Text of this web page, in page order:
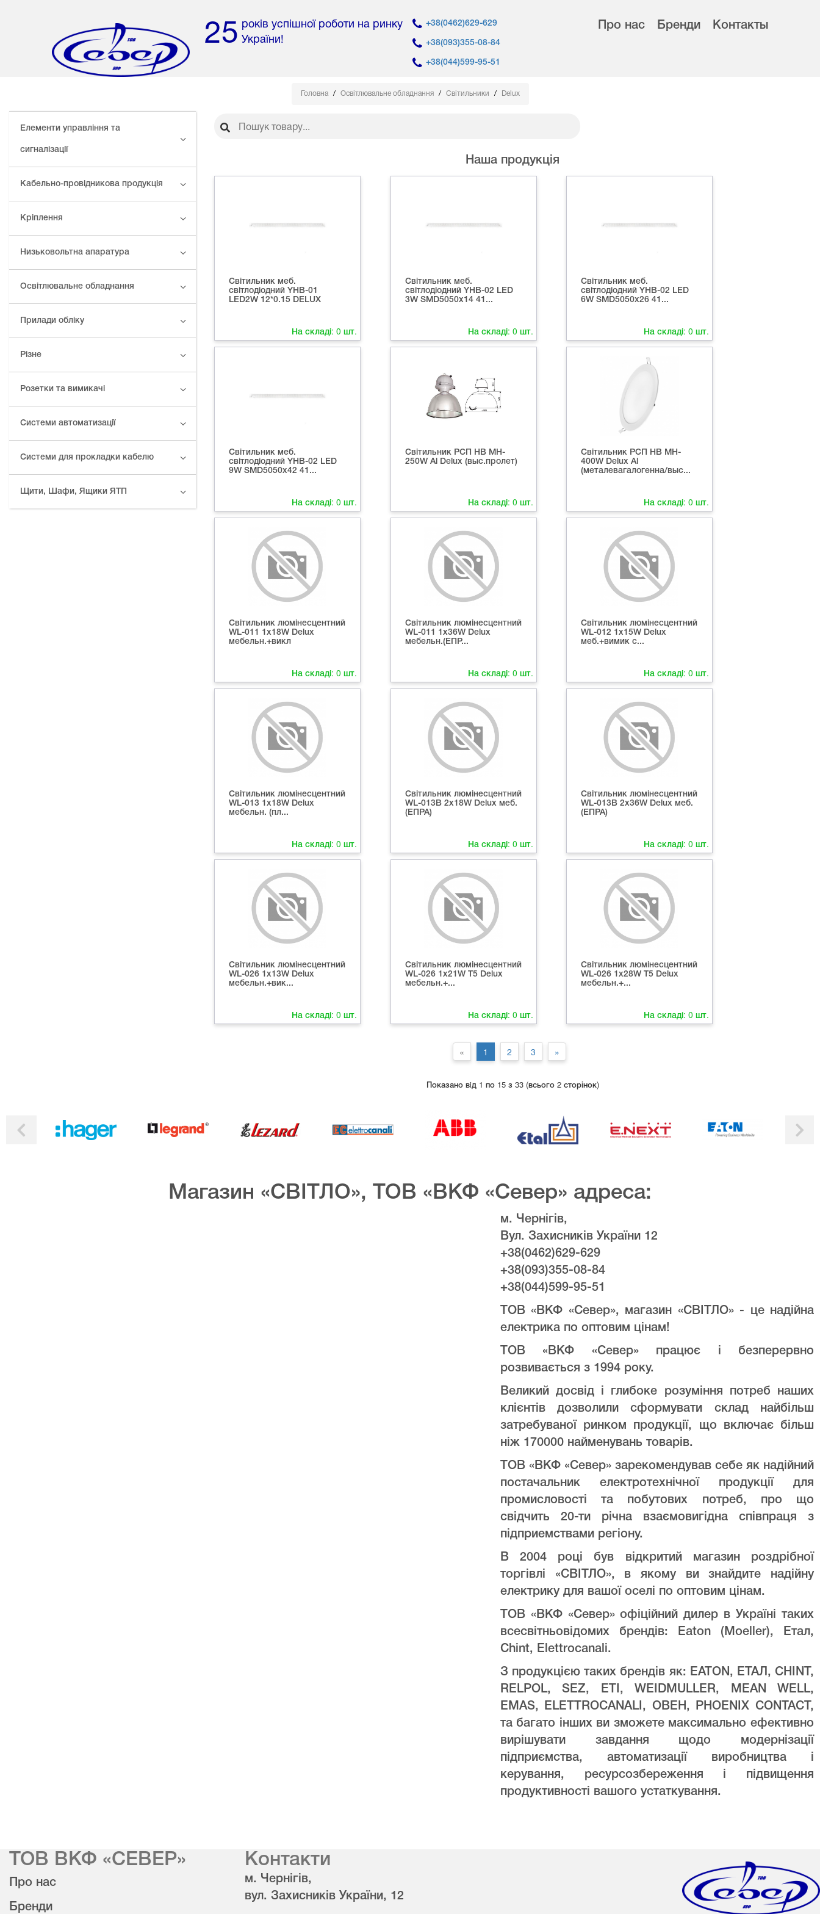
25 років успішної роботи на ринку
України!
+38(0462)629-629
+38(093)355-08-84
+38(044)599-95-51
Про нас Бренди Контакты
Елементи управління та
сигналізації
Кабельно-провідникова продукція
Кріплення
Низьковольтна апаратура
Освітлювальне обладнання
Прилади обліку
Різне
Розетки та вимикачі
Системи автоматизації
Системи для прокладки кабелю
Щити, Шафи, Ящики ЯТП
Головна Освітлювальне обладнання Світильники Delux
Наша продукція
Світильник меб.
світлодіодний YHB-01
LED2W 12*0.15 DELUX
На складі: 0 шт.
Світильник меб.
світлодіодний YHB-02 LED
3W SMD5050x14 41...
На складі: 0 шт.
Світильник меб.
світлодіодний YHB-02 LED
6W SMD5050x26 41...
На складі:0 шт.
Світильник меб.
світлодіодний YHB-02 LED
9W SMD5050x42 41...
На складі: 0 шт.
Світильник РСП HB MH-
250W Al Delux (выс.пролет)
На складі: 0 шт.
Світильник РСП HB MH-
400W Delux Al
(металевагалогенна/выс...
На складі:0 шт.
Світильник люмінесцентний
WL-011 1х18W Delux
мебельн.+викл
На складі: 0 шт.
Світильник люмінесцентний
WL-011 1х36W Delux
мебельн.(ЕПР...
На складі: 0 шт.
Світильник люмінесцентний
WL-012 1х15W Delux
меб.+вимик с...
На складі:0 шт.
Світильник люмінесцентний
WL-013 1х18W Delux
мебельн. (пл...
На складі: 0 шт.
Світильник люмінесцентний
WL-013В 2х18W Delux меб.
(ЕПРА)
На складі: 0 шт.
Світильник люмінесцентний
WL-013В 2х36W Delux меб.
(ЕПРА)
На складі:0 шт.
Світильник люмінесцентний
WL-026 1х13W Delux
мебельн.+вик...
На складі: 0 шт.
Світильник люмінесцентний
WL-026 1х21W Т5 Delux
мебельн.+...
На складі: 0 шт.
Світильник люмінесцентний
WL-026 1х28W Т5 Delux
мебельн.+...
На складі:0 шт.
« 1 2 3 »
Показано вiд 1 по 15 з 33 (всього 2 сторінок)
Магазин «СВІТЛО», ТОВ «ВКФ «Север» адреса:
м. Чернігів,
Вул. Захисників України 12
+38(0462)629-629
+38(093)355-08-84
+38(044)599-95-51
ТОВ «ВКФ «Север», магазин «СВІТЛО» - це надійна
електрика по оптовим цінам!
ТОВ «ВКФ «Север» працює і безперервно
розвивається з 1994 року.
Великий досвід і глибоке розуміння потреб наших
клієнтів дозволили сформувати склад найбільш
затребуваної ринком продукції, що включає більш
ніж 170000 найменувань товарів.
ТОВ «ВКФ «Север» зарекомендував себе як надійний
постачальник електротехнічної продукції для
промисловості та побутових потреб, про що
свідчить 20-ти річна взаємовигідна співпраця з
підприемствами регіону.
В 2004 році був відкритий магазин роздрібної
торгівлі «СВІТЛО», в якому ви знайдите надійну
електрику для вашої оселі по оптовим цінам.
ТОВ «ВКФ «Север» офіційний дилер в Україні таких
всесвітньовідомих брендів: Eaton (Moeller), Етал,
Chint, Elettrocanali.
З продукцією таких брендів як: EATON, ЕТАЛ, CHINT,
RELPOL, SEZ, ETI, WEIDMULLER, MEAN WELL,
EMAS, ELETTROCANALI, ОВЕН, PHOENIX CONTACT,
та багато інших ви зможете максимально ефективно
вирішувати завдання щодо модернізації
підприємства, автоматизації виробництва і
керування, ресурсозбереження і підвищення
продуктивності вашого устаткування.
ТОВ ВКФ «СЕВЕР»
Про нас
Бренди
Контакти
м. Чернігів,
вул. Захисників України, 12